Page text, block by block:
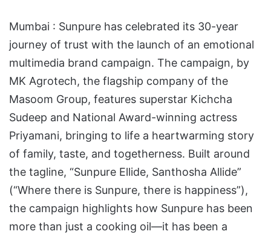
Mumbai : Sunpure has celebrated its 30-year
journey of trust with the launch of an emotional
multimedia brand campaign. The campaign, by
MK Agrotech, the flagship company of the
Masoom Group, features superstar Kichcha
Sudeep and National Award-winning actress
Priyamani, bringing to life a heartwarming story
of family, taste, and togetherness. Built around
the tagline, “Sunpure Ellide, Santhosha Allide”
(“Where there is Sunpure, there is happiness”),
the campaign highlights how Sunpure has been
more than just a cooking oil—it has been a